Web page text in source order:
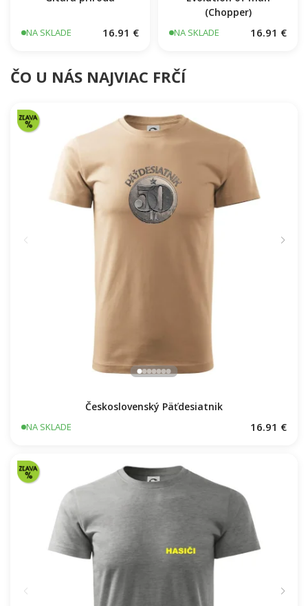
Gitara príroda
NA SKLADE 16.91 €
Evolution of man
(Chopper)
NA SKLADE 16.91 €
ČO U NÁS NAJVIAC FRČÍ
Československý Päťdesiatnik
NA SKLADE 16.91 €